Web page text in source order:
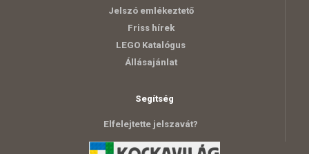
Jelszó emlékeztető
Friss hírek
LEGO Katalógus
Állásajánlat
Segítség
Elfelejtette jelszavát?